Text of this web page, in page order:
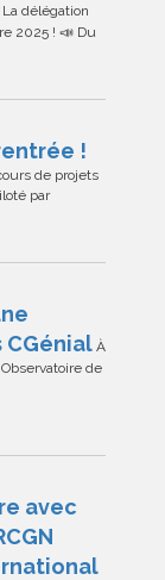
délégation
2025 ! 📣 Du
!
de projets
par
À
de
avec